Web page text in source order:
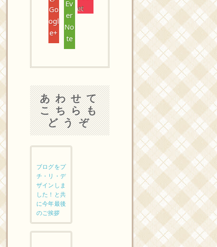
Go
ogl
e+
Ev
er
No
te
et
あわせて
こちらも
どうぞ
ブログをプ
チ・リ・デ
ザインしま
した！と共
に今年最後
のご挨拶